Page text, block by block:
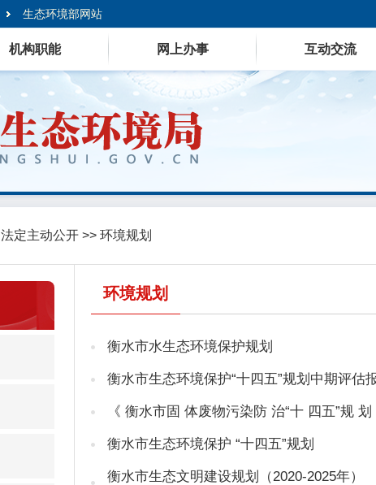
生态环境部网站
机构职能 网上办事 互动交流
法定主动公开 >> 环境规划
环境规划
衡水市水生态环境保护规划
衡水市生态环境保护“十四五”规划中期评估
《 衡水市固 体废物污染防 治“十 四五”规 划
衡水市生态环境保护 “十四五”规划
衡水市生态文明建设规划（2020-2025年）